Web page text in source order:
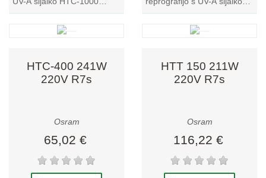
241W 220V KY10s. Idealna
je za reprografijo, saj
HTC-2000 349W 220V
KY10s. Sprostite njeno moč
za neprimerljivo jasnost...
HTC-400 241W
220V R7s
Osram
65,02 €
HTT 150 211W
220V R7s
Osram
116,22 €